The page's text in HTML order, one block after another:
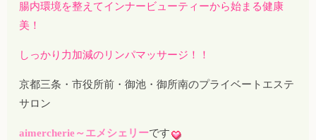
腸内環境を整えてインナービューティーから始まる健康
美！
しっかり力加減のリンパマッサージ！！
京都三条・市役所前・御池・御所南のプライベートエステ
サロン
aimercherie～エメシェリーです